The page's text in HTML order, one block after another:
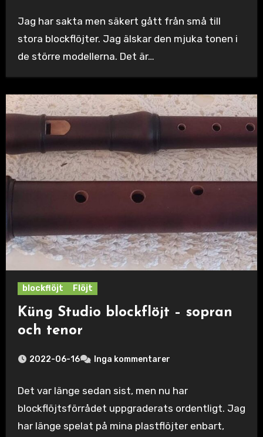
Jag har sakta men säkert gått från små till
stora blockflöjter. Jag älskar den mjuka tonen i
de större modellerna. Det är…
blockflöjt Flöjt
Küng Studio blockflöjt – sopran
och tenor
2022-06-16 Inga kommentarer
Det var länge sedan sist, men nu har
blockflöjtsförrådet uppgraderats ordentligt. Jag
har länge spelat på mina plastflöjter enbart,